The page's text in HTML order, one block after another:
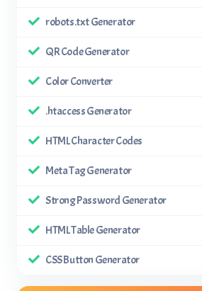
robots.txt Generator
QR Code Generator
Color Converter
.htaccess Generator
HTML Character Codes
Meta Tag Generator
Strong Password Generator
HTML Table Generator
CSS Button Generator